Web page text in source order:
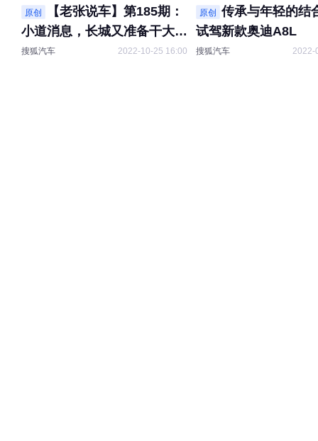
原创
【老张说车】第185期：
小道消息，长城又准备干大
事！
搜狐汽车 2022-10-25 16:00
原创
传承与年轻的结
试驾新款奥迪A8L
搜狐汽车 2022-